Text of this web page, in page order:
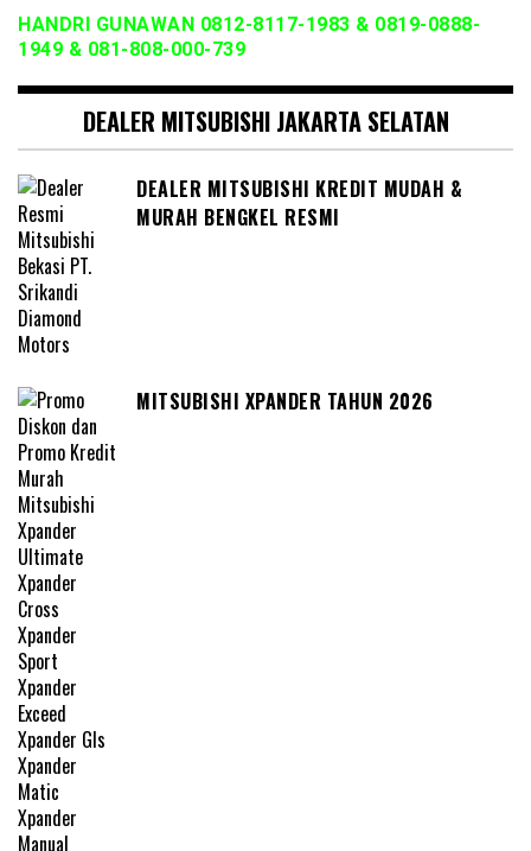
HANDRI GUNAWAN 0812-8117-1983 & 0819-0888-
1949 & 081-808-000-739
DEALER MITSUBISHI JAKARTA SELATAN
DEALER MITSUBISHI KREDIT MUDAH &
MURAH BENGKEL RESMI
MITSUBISHI XPANDER TAHUN 2026